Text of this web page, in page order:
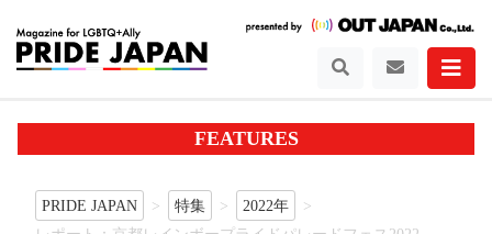
FEATURES
PRIDE JAPAN 特集
2022年